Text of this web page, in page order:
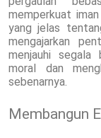
memperkuat
yang jelas
mengajarkan
menjauhi segala
moral dan
sebenarnya.
Membangun